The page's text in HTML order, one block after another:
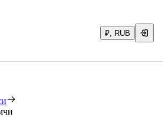
₽, RUB